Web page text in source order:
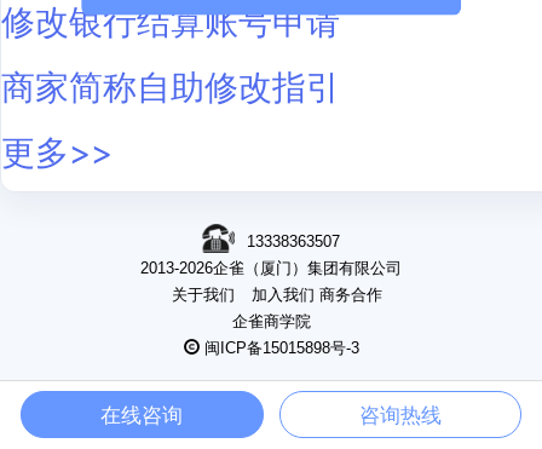
修改银行结算账号申请
商家简称自助修改指引
更多>>
13338363507
2013-2026企雀（厦门）集团有限公司
关于我们
加入我们 商务合作
企雀商学院
闽ICP备15015898号-3
在线咨询 咨询热线